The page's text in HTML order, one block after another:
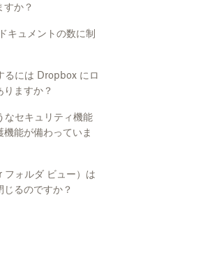
すか？
キュメントの数に制
るには Dropbox にロ
りますか？
なセキュリティ機能
機能が備わっていま
フォルダ ビュー）は
じるのですか？